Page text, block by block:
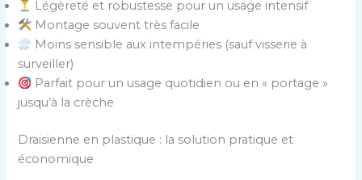
Légèreté et robustesse pour un usage intensif
Montage souvent très facile
Moins sensible aux intempéries (sauf visserie à
surveiller)
Parfait pour un usage quotidien ou en « portage »
jusqu’à la crèche
Draisienne en plastique : la solution pratique et
économique